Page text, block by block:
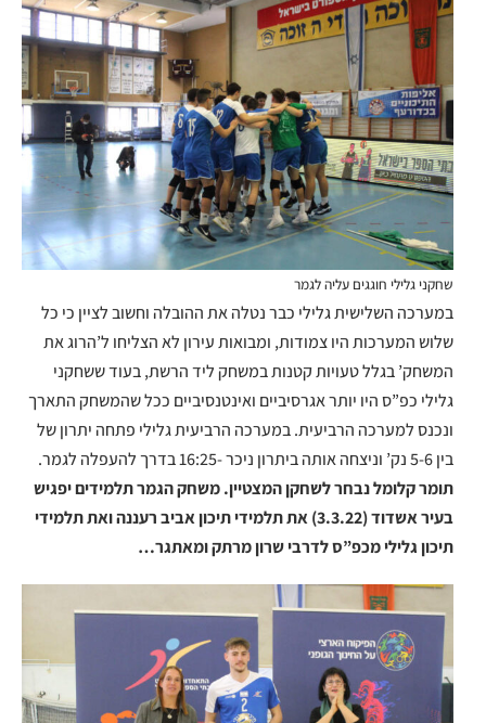
שחקני גלילי חוגגים עליה לגמר
במערכה השלישית גלילי כבר נטלה את ההובלה וחשוב לציין כי כל
שלוש המערכות היו צמודות, ומבואות עירון לא הצליחו ל’הרוג את
המשחק’ בגלל טעויות קטנות במשחק ליד הרשת, בעוד ששחקני
גלילי כפ”ס היו יותר אגרסיביים ואינטנסיביים ככל שהמשחק התארך
ונכנס למערכה הרביעית. במערכה הרביעית גלילי פתחה יתרון של
בין 5-6 נק’ וניצחה אותה ביתרון ניכר -16:25 בדרך להעפלה לגמר.
תומר קלומל נבחר לשחקן המצטיין.משחק הגמר תלמידים יפגיש
בעיר אשדוד (3.3.22) את תלמידי תיכון אביב רעננה ואת תלמידי
תיכון גלילי מכפ”ס לדרבי שרון מרתק ומאתגר…